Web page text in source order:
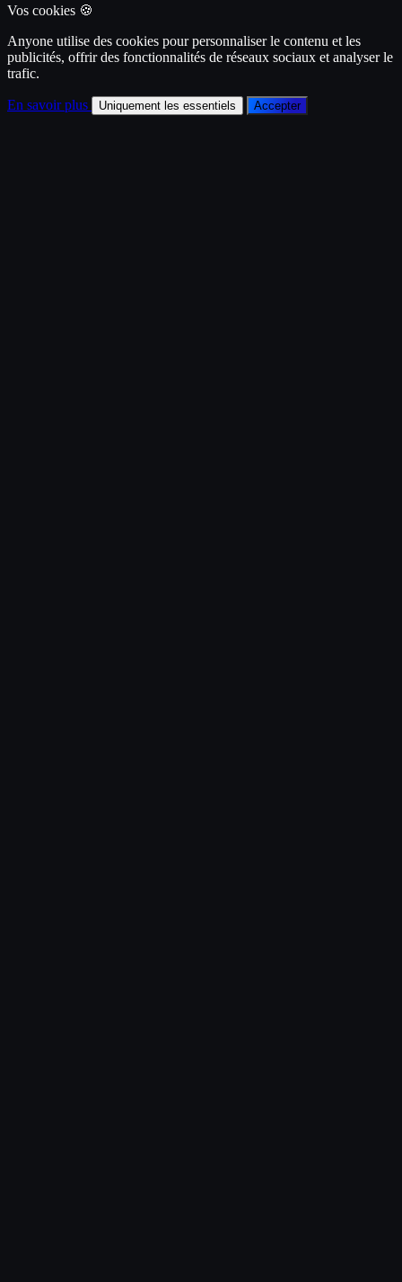
Vos cookies 🍪
Anyone utilise des cookies pour personnaliser le contenu et les
publicités, offrir des fonctionnalités de réseaux sociaux et analyser le
trafic.
En savoir plus Uniquement les essentiels Accepter